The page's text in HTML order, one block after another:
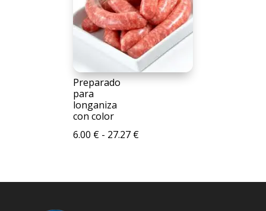
hasta
29.91 €
Preparado
para
longaniza
con color
6.00 € - 27.27 €Rango
desde